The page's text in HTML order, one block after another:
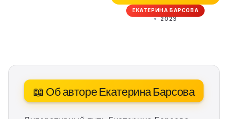
ЕКАТЕРИНА БАРСОВА
2023
📖 Об авторе Екатерина Барсова